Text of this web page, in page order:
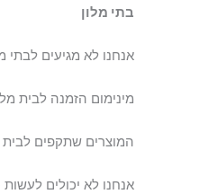
בתי מלון
אנחנו לא מגיעים לבתי
מינימום הזמנה לבית מלון 1500
המוצרים שתקפים
אנחנו לא יכולים